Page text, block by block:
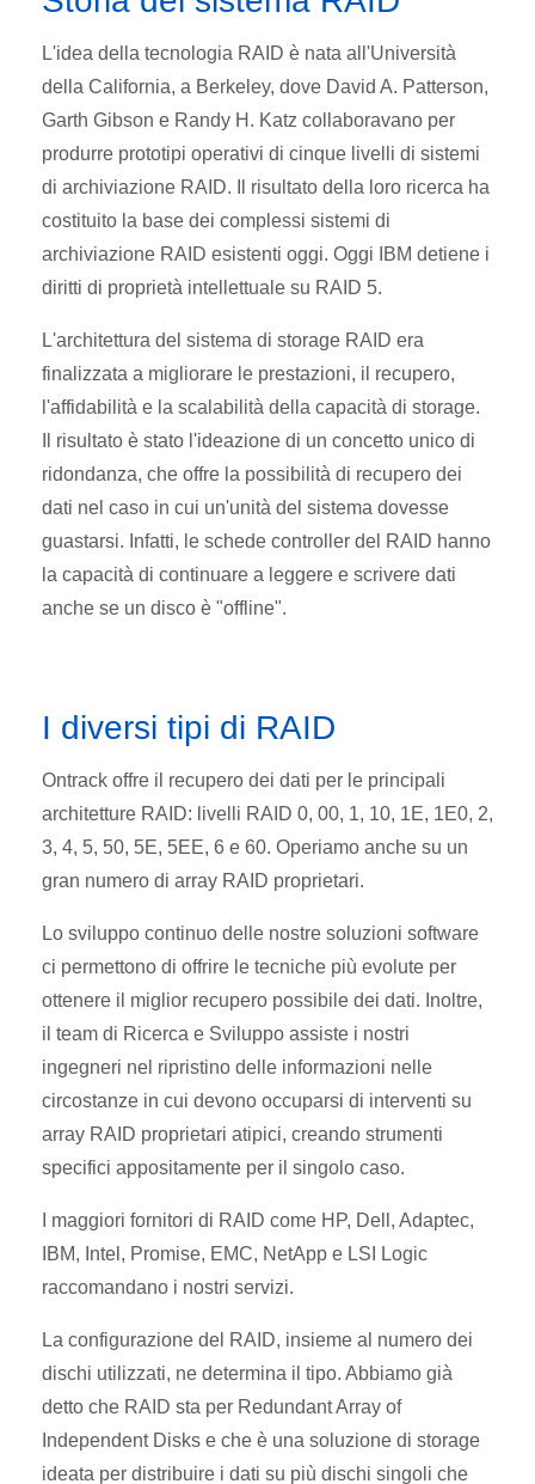
L'idea della tecnologia RAID è nata all'Università
della California, a Berkeley, dove David A. Patterson,
Garth Gibson e Randy H. Katz collaboravano per
produrre prototipi operativi di cinque livelli di sistemi
di archiviazione RAID. Il risultato della loro ricerca ha
costituito la base dei complessi sistemi di
archiviazione RAID esistenti oggi. Oggi IBM detiene i
diritti di proprietà intellettuale su RAID 5.
L'architettura del sistema di storage RAID era
finalizzata a migliorare le prestazioni, il recupero,
l'affidabilità e la scalabilità della capacità di storage.
Il risultato è stato l'ideazione di un concetto unico di
ridondanza, che offre la possibilità di recupero dei
dati nel caso in cui un'unità del sistema dovesse
guastarsi. Infatti, le schede controller del RAID hanno
la capacità di continuare a leggere e scrivere dati
anche se un disco è "offline".
I diversi tipi di RAID
Ontrack offre il recupero dei dati per le principali
architetture RAID: livelli RAID 0, 00, 1, 10, 1E, 1E0, 2,
3, 4, 5, 50, 5E, 5EE, 6 e 60. Operiamo anche su un
gran numero di array RAID proprietari.
Lo sviluppo continuo delle nostre soluzioni software
ci permettono di offrire le tecniche più evolute per
ottenere il miglior recupero possibile dei dati. Inoltre,
il team di Ricerca e Sviluppo assiste i nostri
ingegneri nel ripristino delle informazioni nelle
circostanze in cui devono occuparsi di interventi su
array RAID proprietari atipici, creando strumenti
specifici appositamente per il singolo caso.
I maggiori fornitori di RAID come HP, Dell, Adaptec,
IBM, Intel, Promise, EMC, NetApp e LSI Logic
raccomandano i nostri servizi.
La configurazione del RAID, insieme al numero dei
dischi utilizzati, ne determina il tipo. Abbiamo già
detto che RAID sta per Redundant Array of
Independent Disks e che è una soluzione di storage
ideata per distribuire i dati su più dischi singoli che